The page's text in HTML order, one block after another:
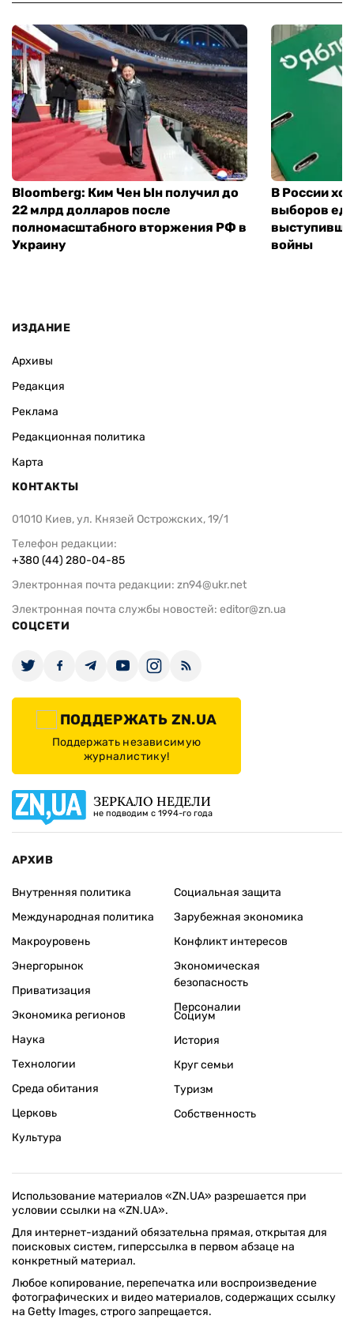
Bloomberg: Ким Чен Ын получил до
22 млрд долларов после
полномасштабного вторжения РФ в
Украину
В России
выборов
войны
ИЗДАНИЕ
Архивы
Редакция
Реклама
Редакционная политика
Карта
КОНТАКТЫ
01010 Киев, ул. Князей Острожских, 19/1
Телефон редакции:
+380 (44) 280-04-85
Электронная почта редакции: zn94@ukr.net
Электронная почта службы новостей: editor@zn.ua
СОЦСЕТИ
ПОДДЕРЖАТЬ ZN.UA
Поддержать независимую
журналистику!
ЗЕРКАЛО НЕДЕЛИ
не подводим с 1994-го года
АРХИВ
Внутренняя политика
Международная политика
Макроуровень
Энергорынок
Приватизация
Экономика регионов
Социальная защита
Зарубежная экономика
Конфликт интересов
Экономическая
безопасность
Персоналии
Наука
Технологии
Среда обитания
Церковь
Культура
Социум
История
Круг семьи
Туризм
Собственность
Использование материалов «ZN.UA» разрешается при
условии ссылки на «ZN.UA».
Для интернет-изданий обязательна прямая, открытая для
поисковых систем, гиперссылка в первом абзаце на
конкретный материал.
Любое копирование, перепечатка или воспроизведение
фотографических и видео материалов, содержащих ссылку
на Getty Images, строго запрещается.